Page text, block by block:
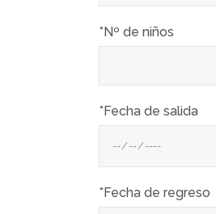
*Nº de niños
*Fecha de salida
*Fecha de regreso